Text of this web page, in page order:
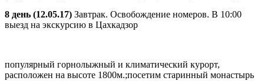
8 день (12.05.17) Завтрак. Освобождение номеров. В 10:00
выезд на экскурсию в Цахкадзор
популярный горнолыжный и климатический курорт,
расположен на высоте 1800м.;посетим старинный монастырь